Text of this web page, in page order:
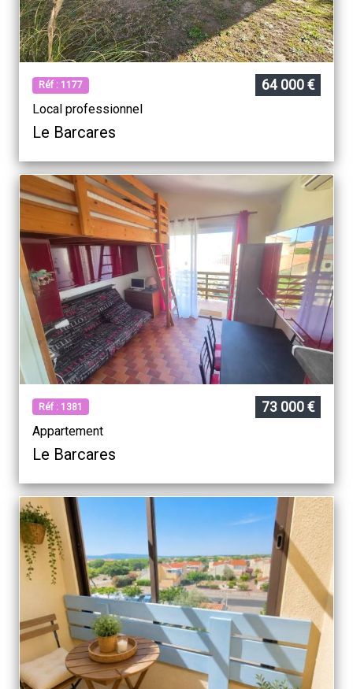
Réf : 1177 64 000 €
Local professionnel
Le Barcares
Réf : 1381 73 000 €
Appartement
Le Barcares